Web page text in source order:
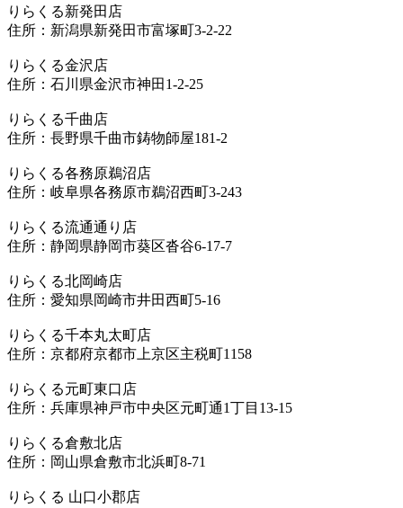
りらくる新発田店
住所：新潟県新発田市富塚町3-2-22
りらくる金沢店
住所：石川県金沢市神田1-2-25
りらくる千曲店
住所：長野県千曲市鋳物師屋181-2
りらくる各務原鵜沼店
住所：岐阜県各務原市鵜沼西町3-243
りらくる流通通り店
住所：静岡県静岡市葵区沓谷6-17-7
りらくる北岡崎店
住所：愛知県岡崎市井田西町5-16
りらくる千本丸太町店
住所：京都府京都市上京区主税町1158
りらくる元町東口店
住所：兵庫県神戸市中央区元町通1丁目13-15
りらくる倉敷北店
住所：岡山県倉敷市北浜町8-71
りらくる 山口小郡店